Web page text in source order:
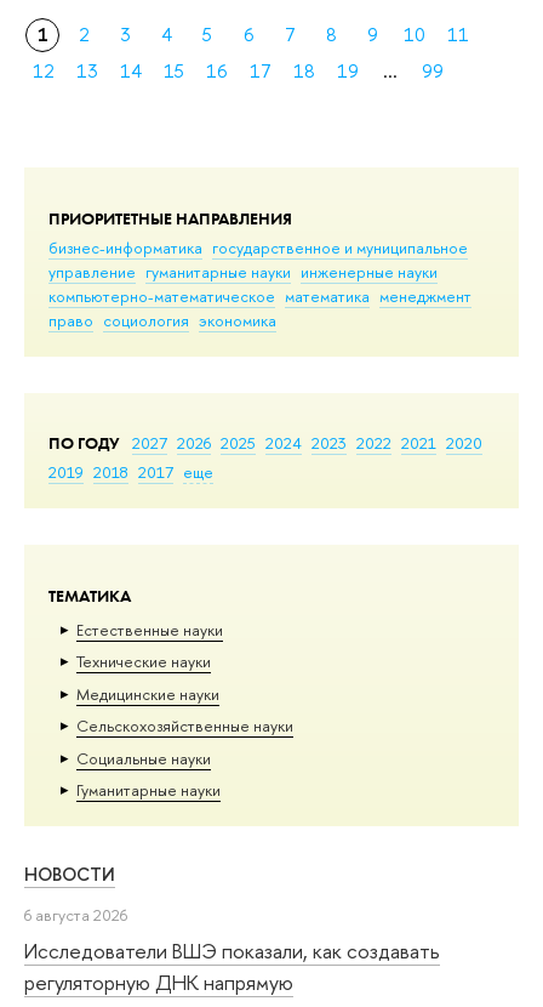
ПРИОРИТЕТНЫЕ НАПРАВЛЕНИЯ
бизнес-информатика государственное и муниципальное
управление гуманитарные науки инженерные науки
компьютерно-математическое математика менеджмент
право социология экономика
ПО ГОДУ 2027 2026 2025 2024 2023 2022 2021 2020
2019 2018 2017 еще
ТЕМАТИКА
Естественные науки
Тех­ничес­кие науки
Медицинские науки
Сельскохозяйственные науки
Социальные науки
Гуманитарные науки
НОВОСТИ
6 августа 2026
Исследователи ВШЭ показали, как создавать
регуляторную ДНК напрямую
1 2 3 4 5 6 7 8 9 10
11
12
13 14 15 16 17 18 19 ... 99